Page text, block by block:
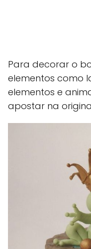
Para decorar o
elementos como
elementos e
apostar na